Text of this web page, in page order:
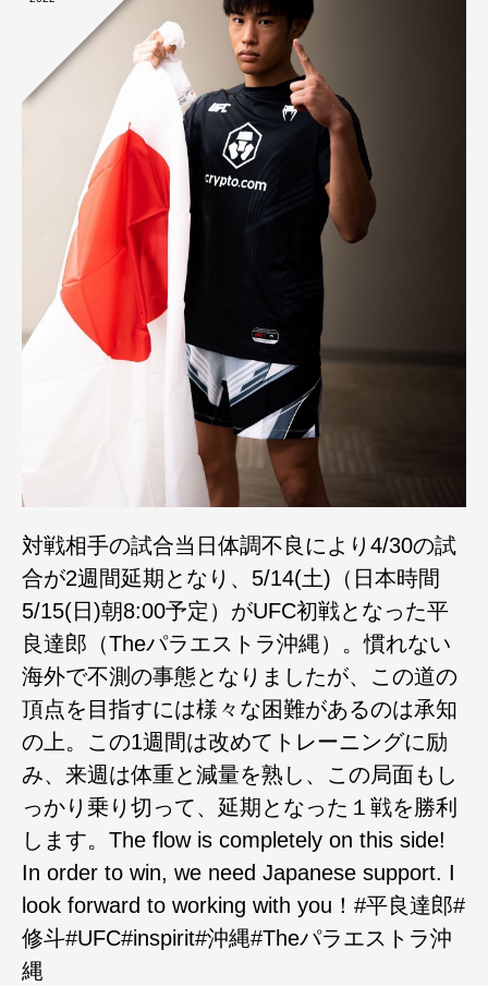
対戦相手の試合当日体調不良により4/30の試
合が2週間延期となり、5/14(土)（日本時間
5/15(日)朝8:00予定）がUFC初戦となった平
良達郎（Theパラエストラ沖縄）。慣れない
海外で不測の事態となりましたが、この道の
頂点を目指すには様々な困難があるのは承知
の上。この1週間は改めてトレーニングに励
み、来週は体重と減量を熟し、この局面もし
っかり乗り切って、延期となった１戦を勝利
します。The flow is completely on this side!
In order to win, we need Japanese support. I
look forward to working with you！#平良達郎#
修斗#UFC#inspirit#沖縄#Theパラエストラ沖
縄